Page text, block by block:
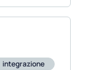
integrazione